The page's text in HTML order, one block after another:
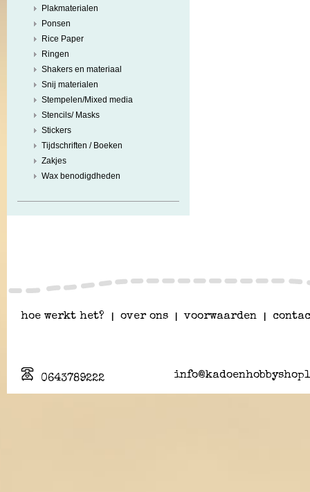
Plakmaterialen
Ponsen
Rice Paper
Ringen
Shakers en materiaal
Snij materialen
Stempelen/Mixed media
Stencils/ Masks
Stickers
Tijdschriften / Boeken
Zakjes
Wax benodigdheden
hoe werkt het? over ons voorwaarden
0643789222